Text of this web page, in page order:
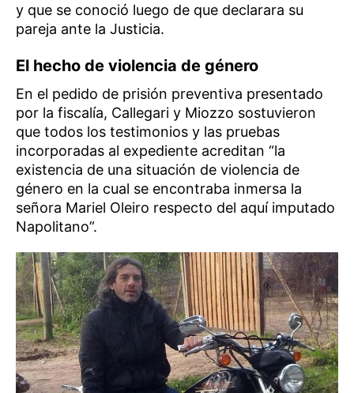
y que se conoció luego de que declarara su
pareja ante la Justicia.
El hecho de violencia de género
En el pedido de prisión preventiva presentado
por la fiscalía, Callegari y Miozzo sostuvieron
que todos los testimonios y las pruebas
incorporadas al expediente acreditan “la
existencia de una situación de violencia de
género en la cual se encontraba inmersa la
señora Mariel Oleiro respecto del aquí imputado
Napolitano”.